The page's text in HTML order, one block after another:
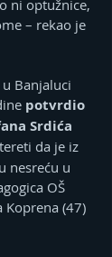
ni optužnice,
– rekao je
Banjaluci
potvrdio
Srdića
da je iz
nesreću u
OŠ
Koprena (47)